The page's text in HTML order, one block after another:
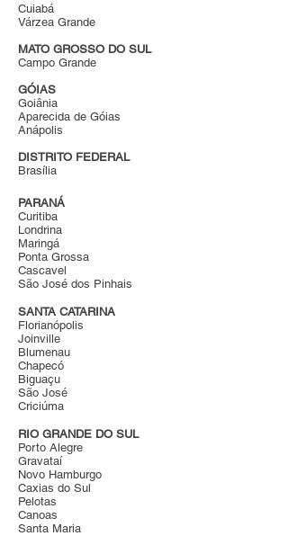
Cuiabá
Várzea Grande
MATO GROSSO DO SUL
Campo Grande
GÓIAS
Goiânia
Aparecida de Góias
Anápolis
DISTRITO FEDERAL
Brasília
PARANÁ
Curitiba
Londrina
Maringá
Ponta Grossa
Cascavel
São José dos Pinhais
SANTA CATARINA
Florianópolis
Joinville
Blumenau
Chapecó
Biguaçu
São José
Criciúma
RIO GRANDE DO SUL
Porto Alegre
Gravataí
Novo Hamburgo
Caxias do Sul
Pelotas
Canoas
Santa Maria